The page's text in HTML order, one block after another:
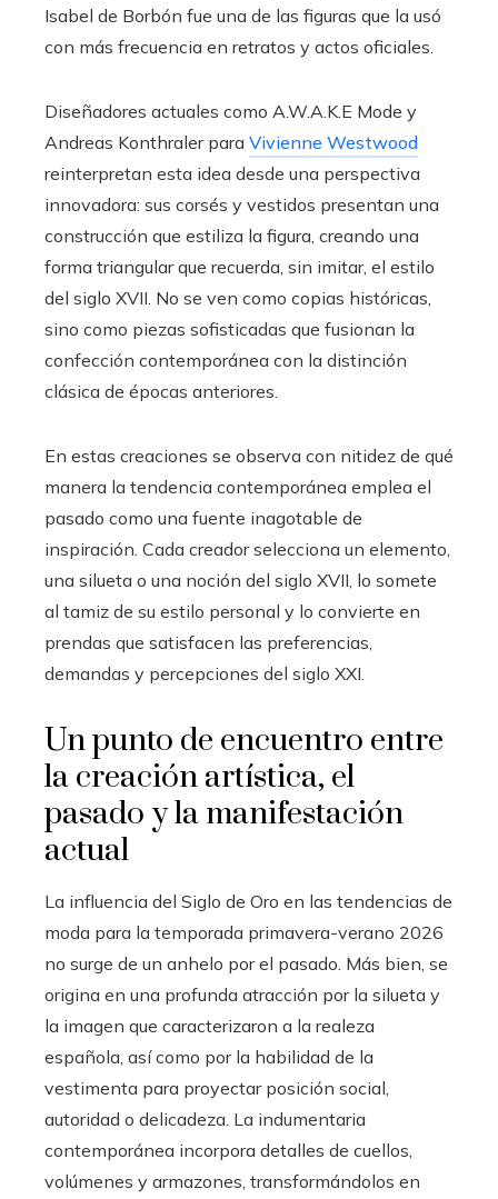
Isabel de Borbón fue una de las figuras que la usó
con más frecuencia en retratos y actos oficiales.
Diseñadores actuales como A.W.A.K.E Mode y
Andreas Konthraler para Vivienne Westwood
reinterpretan esta idea desde una perspectiva
innovadora: sus corsés y vestidos presentan una
construcción que estiliza la figura, creando una
forma triangular que recuerda, sin imitar, el estilo
del siglo XVII. No se ven como copias históricas,
sino como piezas sofisticadas que fusionan la
confección contemporánea con la distinción
clásica de épocas anteriores.
En estas creaciones se observa con nitidez de qué
manera la tendencia contemporánea emplea el
pasado como una fuente inagotable de
inspiración. Cada creador selecciona un elemento,
una silueta o una noción del siglo XVII, lo somete
al tamiz de su estilo personal y lo convierte en
prendas que satisfacen las preferencias,
demandas y percepciones del siglo XXI.
Un punto de encuentro entre
la creación artística, el
pasado y la manifestación
actual
La influencia del Siglo de Oro en las tendencias de
moda para la temporada primavera-verano 2026
no surge de un anhelo por el pasado. Más bien, se
origina en una profunda atracción por la silueta y
la imagen que caracterizaron a la realeza
española, así como por la habilidad de la
vestimenta para proyectar posición social,
autoridad o delicadeza. La indumentaria
contemporánea incorpora detalles de cuellos,
volúmenes y armazones, transformándolos en